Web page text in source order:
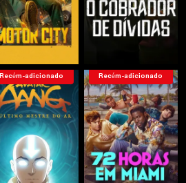
Recém-adicionado Recém-adicionado